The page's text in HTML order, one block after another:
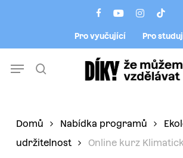
facebookyoutubeinstagram
tiktok
Pro vyučující Pro
Menu
Domů Nabídka programů
udržitelnost
Online kurz